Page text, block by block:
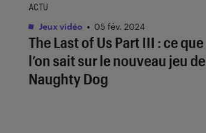
The Last of Us Part III : ce que
l’on sait sur le nouveau jeu de
Naughty Dog
ACTU
Jeux vidéo • 05 fév. 2024